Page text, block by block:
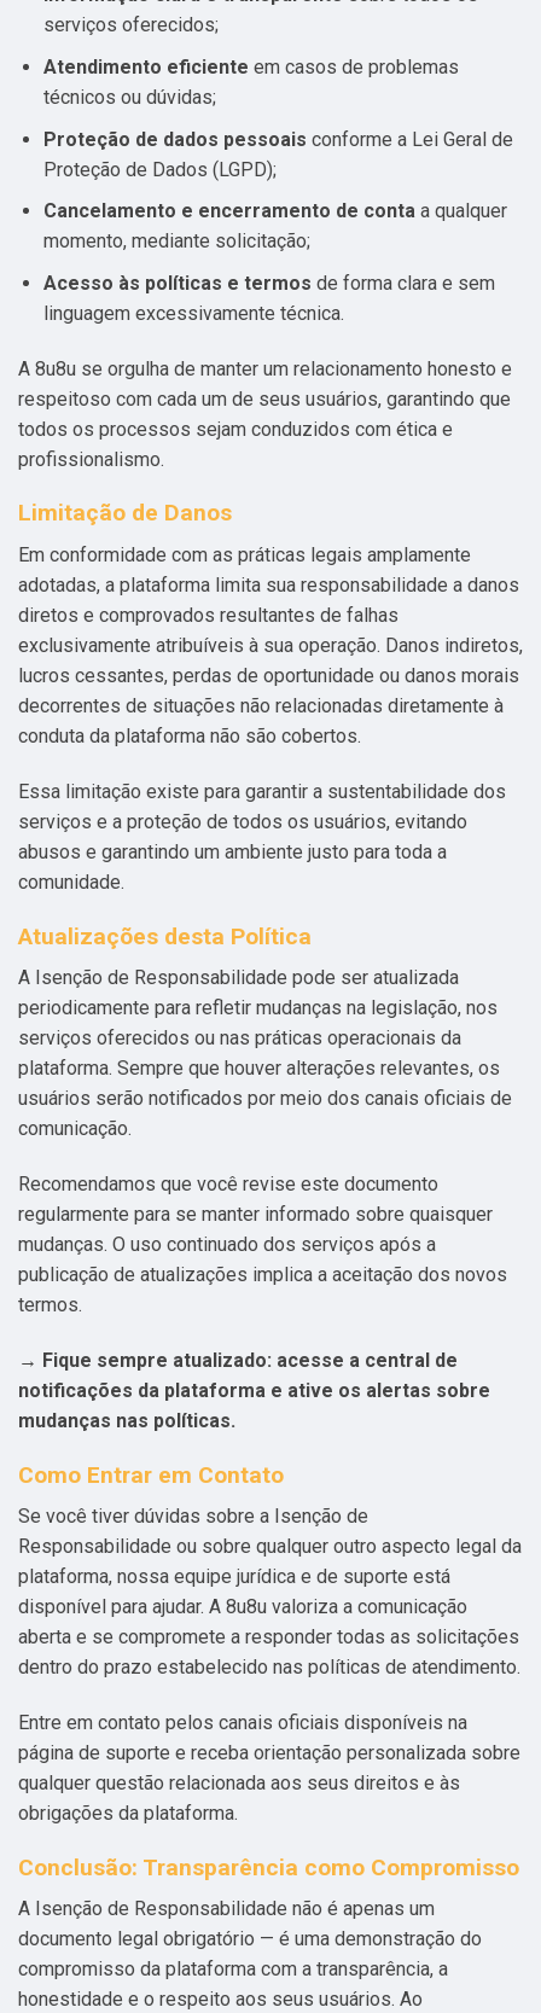
serviços oferecidos;
Atendimento eficiente em casos de problemas
técnicos ou dúvidas;
Proteção de dados pessoais conforme a Lei Geral de
Proteção de Dados (LGPD);
Cancelamento e encerramento de contaa qualquer
momento, mediante solicitação;
Acesso às políticas e termos de forma clara e sem
linguagem excessivamente técnica.
A 8u8u se orgulha de manter um relacionamento honesto e
respeitoso com cada um de seus usuários, garantindo que
todos os processos sejam conduzidos com ética e
profissionalismo.
Limitação de Danos
Em conformidade com as práticas legais amplamente
adotadas, a plataforma limita sua responsabilidade a danos
diretos e comprovados resultantes de falhas
exclusivamente atribuíveis à sua operação. Danos indiretos,
lucros cessantes, perdas de oportunidade ou danos morais
decorrentes de situações não relacionadas diretamente à
conduta da plataforma não são cobertos.
Essa limitação existe para garantir a sustentabilidade dos
serviços e a proteção de todos os usuários, evitando
abusos e garantindo um ambiente justo para toda a
comunidade.
Atualizações desta Política
A Isenção de Responsabilidade pode ser atualizada
periodicamente para refletir mudanças na legislação, nos
serviços oferecidos ou nas práticas operacionais da
plataforma. Sempre que houver alterações relevantes, os
usuários serão notificados por meio dos canais oficiais de
comunicação.
Recomendamos que você revise este documento
regularmente para se manter informado sobre quaisquer
mudanças. O uso continuado dos serviços após a
publicação de atualizações implica a aceitação dos novos
termos.
→ Fique sempre atualizado: acesse a central de
notificações da plataforma e ative os alertas sobre
mudanças nas políticas.
Como Entrar em Contato
Se você tiver dúvidas sobre a Isenção de
Responsabilidade ou sobre qualquer outro aspecto legal da
plataforma, nossa equipe jurídica e de suporte está
disponível para ajudar. A 8u8u valoriza a comunicação
aberta e se compromete a responder todas as solicitações
dentro do prazo estabelecido nas políticas de atendimento.
Entre em contato pelos canais oficiais disponíveis na
página de suporte e receba orientação personalizada sobre
qualquer questão relacionada aos seus direitos e às
obrigações da plataforma.
Conclusão: Transparência como Compromisso
A Isenção de Responsabilidade não é apenas um
documento legal obrigatório — é uma demonstração do
compromisso da plataforma com a transparência, a
honestidade e o respeito aos seus usuários. Ao